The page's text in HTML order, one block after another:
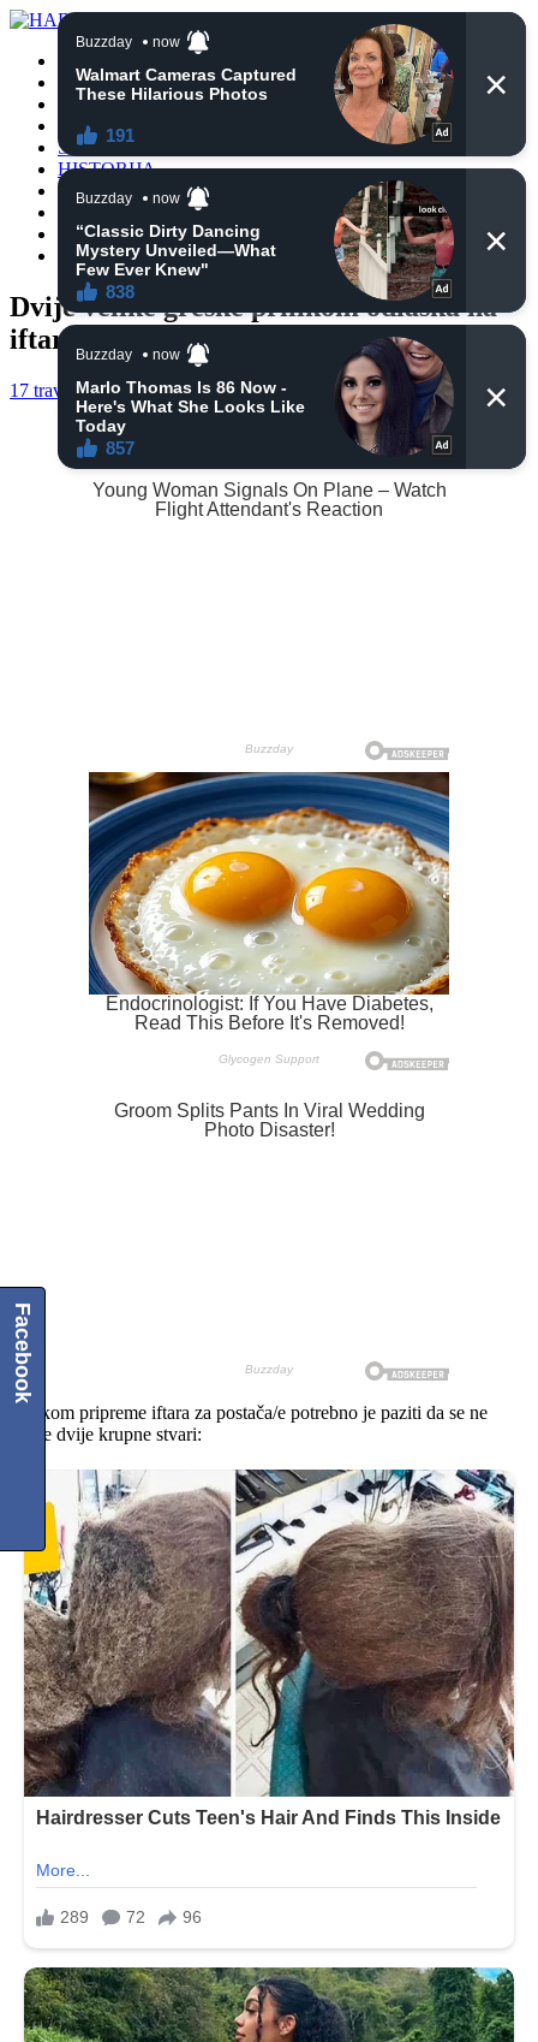
VIJESTI
BIH
TURSKA
SVIJET
HISTORIJA
RELIGIJA
ZANIMLJIVOSTI
CRNA HRONIKA
OBAVIJESTI
Dvije velike greške prilikom odlaska na
iftar
17 travnja, 2021 haberhana POČETNA
Prilikom pripreme iftara za postača/e potrebno je paziti da se ne
urade dvije krupne stvari:
Facebook